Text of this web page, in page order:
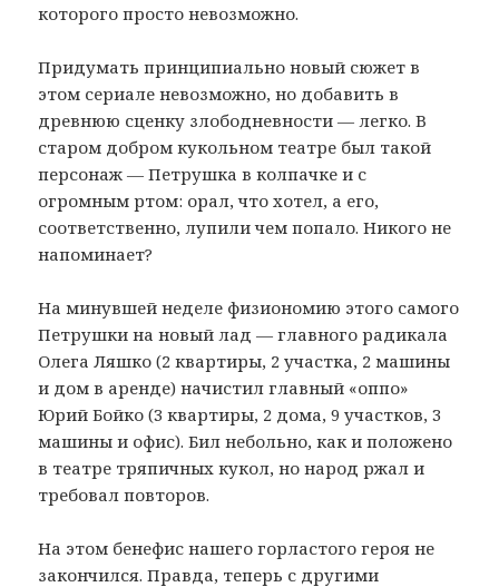
которого просто невозможно.
Придумать принципиально новый сюжет в
этом сериале невозможно, но добавить в
древнюю сценку злободневности — легко. В
старом добром кукольном театре был такой
персонаж — Петрушка в колпачке и с
огромным ртом: орал, что хотел, а его,
соответственно, лупили чем попало. Никого не
напоминает?
На минувшей неделе физиономию этого самого
Петрушки на новый лад — главного радикала
Олега Ляшко (2 квартиры, 2 участка, 2 машины
и дом в аренде) начистил главный «оппо»
Юрий Бойко (3 квартиры, 2 дома, 9 участков, 3
машины и офис). Бил небольно, как и положено
в театре тряпичных кукол, но народ ржал и
требовал повторов.
На этом бенефис нашего горластого героя не
закончился. Правда, теперь с другими